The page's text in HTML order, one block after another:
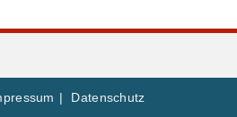
Datenschutz